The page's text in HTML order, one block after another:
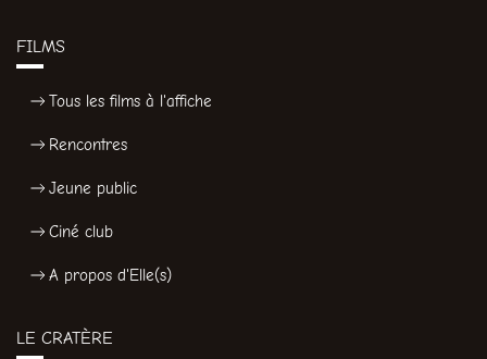
FILMS
Tous les films à l'affiche
Rencontres
Jeune public
Ciné club
A propos d'Elle(s)
LE CRATÈRE